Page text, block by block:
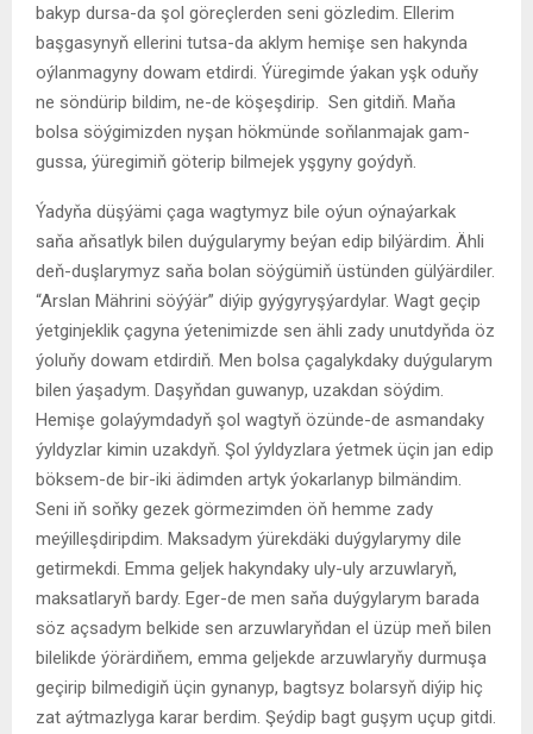
bakyp dursa-da şol göreçlerden seni gözledim. Ellerim
başgasynyň ellerini tutsa-da aklym hemişe sen hakynda
oýlanmagyny dowam etdirdi. Ýüregimde ýakan yşk oduňy
ne söndürip bildim, ne-de köşeşdirip. Sen gitdiň. Maňa
bolsa söýgimizden nyşan hökmünde soňlanmajak gam-
gussa, ýüregimiň göterip bilmejek yşgyny goýdyň.
Ýadyňa düşýämi çaga wagtymyz bile oýun oýnaýarkak
saňa aňsatlyk bilen duýgularymy beýan edip bilýärdim. Ähli
deň-duşlarymyz saňa bolan söýgümiň üstünden gülýärdiler.
“Arslan Mährini söýýär” diýip gyýgyryşýardylar. Wagt geçip
ýetginjeklik çagyna ýetenimizde sen ähli zady unutdyňda öz
ýoluňy dowam etdirdiň. Men bolsa çagalykdaky duýgularym
bilen ýaşadym. Daşyňdan guwanyp, uzakdan söýdim.
Hemişe golaýymdadyň şol wagtyň özünde-de asmandaky
ýyldyzlar kimin uzakdyň. Şol ýyldyzlara ýetmek üçin jan edip
böksem-de bir-iki ädimden artyk ýokarlanyp bilmändim.
Seni iň soňky gezek görmezimden öň hemme zady
meýilleşdiripdim. Maksadym ýürekdäki duýgylarymy dile
getirmekdi. Emma geljek hakyndaky uly-uly arzuwlaryň,
maksatlaryň bardy. Eger-de men saňa duýgylarym barada
söz açsadym belkide sen arzuwlaryňdan el üzüp meň bilen
bilelikde ýörärdiňem, emma geljekde arzuwlaryňy durmuşa
geçirip bilmedigiň üçin gynanyp, bagtsyz bolarsyň diýip hiç
zat aýtmazlyga karar berdim. Şeýdip bagt guşym uçup gitdi.